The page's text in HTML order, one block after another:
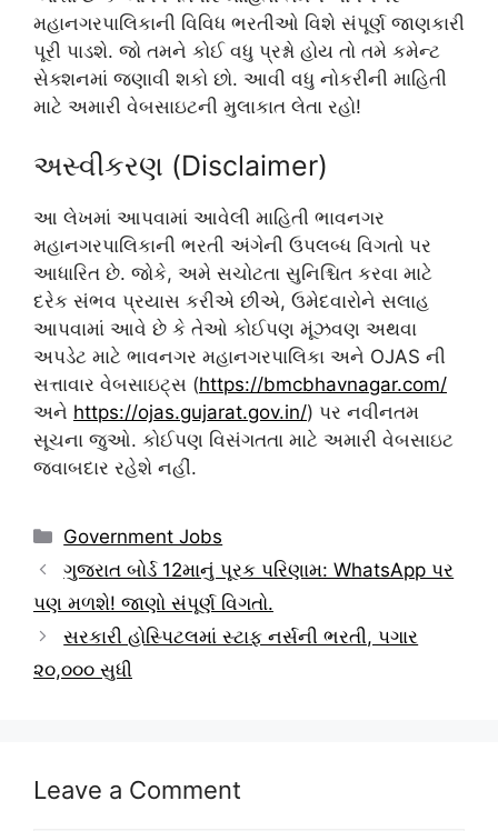
મહાનગરપાલિકાની વિવિધ ભરતીઓ વિશે સંપૂર્ણ જાણકારી
પૂરી પાડશે. જો તમને કોઈ વધુ પ્રશ્નો હોય તો તમે કમેન્ટ
સેક્શનમાં જણાવી શકો છો. આવી વધુ નોકરીની માહિતી
માટે અમારી વેબસાઇટની મુલાકાત લેતા રહો!
અસ્વીકરણ (Disclaimer)
આ લેખમાં આપવામાં આવેલી માહિતી ભાવનગર
મહાનગરપાલિકાની ભરતી અંગેની ઉપલબ્ધ વિગતો પર
આધારિત છે. જોકે, અમે સચોટતા સુનિશ્ચિત કરવા માટે
દરેક સંભવ પ્રયાસ કરીએ છીએ, ઉમેદવારોને સલાહ
આપવામાં આવે છે કે તેઓ કોઈપણ મૂંઝવણ અથવા
અપડેટ માટે ભાવનગર મહાનગરપાલિકા અને OJAS ની
સત્તાવાર વેબસાઇટ્સ (https://bmcbhavnagar.com/
અને https://ojas.gujarat.gov.in/) પર નવીનતમ
સૂચના જુઓ. કોઈપણ વિસંગતતા માટે અમારી વેબસાઇટ
જવાબદાર રહેશે નહીં.
Categories
Government Jobs
ગુજરાત બોર્ડ 12માનું પૂરક પરિણામ: WhatsApp પર
પણ મળશે! જાણો સંપૂર્ણ વિગતો.
સરકારી હોસ્પિટલમાં સ્ટાફ નર્સની ભરતી, પગાર
૨૦,૦૦૦ સુધી
Leave a Comment